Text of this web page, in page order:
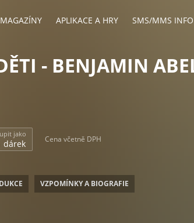
APLIKACE A HRY SMS/MMS INFO
- BENJAMIN
jako
dárek Cena včetně DPH
VZPOMÍNKY A BIOGRAFIE